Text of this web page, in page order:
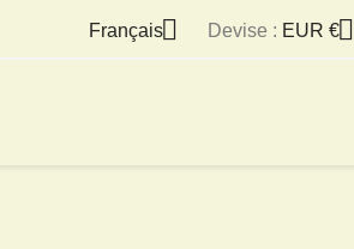
Français Devise : EUR €